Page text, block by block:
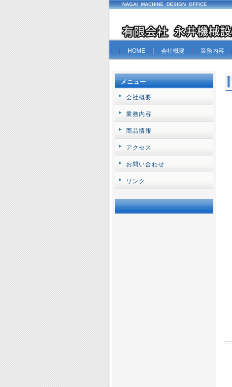
NAGAI MACHINE DESIGN OFFICE
HOME 会社概要 業務内容
メニュー
会社概要
業務内容
商品情報
アクセス
お問い合わせ
リンク